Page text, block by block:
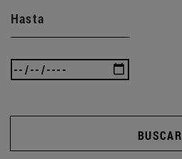
Hasta
BUSCAR